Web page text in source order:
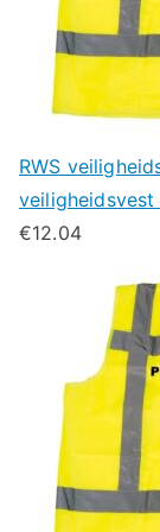
RWS
€12.04